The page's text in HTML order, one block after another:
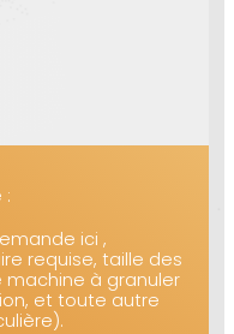
:
ici ,
requise, taille des
machine à granuler
et toute autre